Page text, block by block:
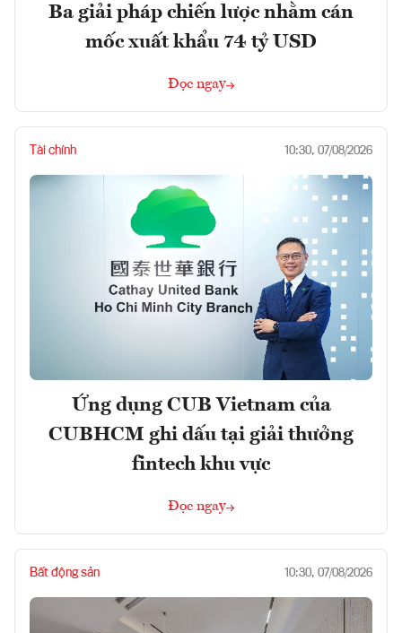
Ba giải pháp chiến lược nhằm cán
mốc xuất khẩu 74 tỷ USD
Đọc ngay
Tài chính 10:30, 07/08/2026
Ứng dụng CUB Vietnam của
CUBHCM ghi dấu tại giải thưởng
fintech khu vực
Đọc ngay
Bất động sản 10:30, 07/08/2026